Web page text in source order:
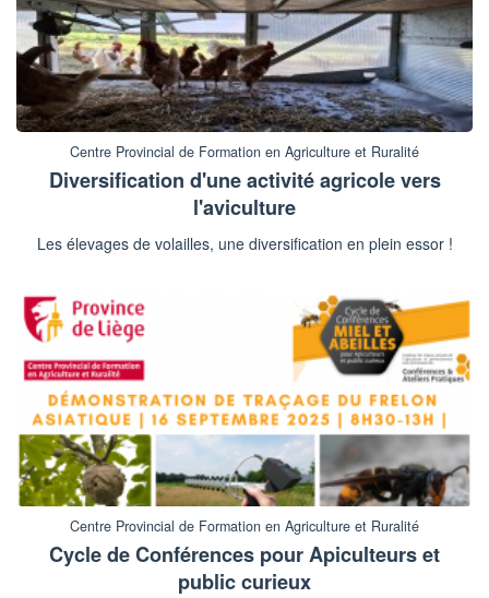
Centre Provincial de Formation en Agriculture et Ruralité
Diversification d'une activité agricole vers
l'aviculture
Les élevages de volailles, une diversification en plein essor !
Centre Provincial de Formation en Agriculture et Ruralité
Cycle de Conférences pour Apiculteurs et
public curieux